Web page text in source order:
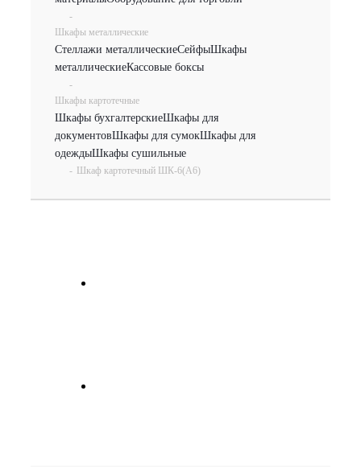
-
Шкафы металлические
Стеллажи металлическиеСейфыШкафы
металлическиеКассовые боксы
-
Шкафы картотечные
Шкафы бухгалтерскиеШкафы для
документовШкафы для сумокШкафы для
одеждыШкафы сушильные
- Шкаф картотечный ШК-6(A6)